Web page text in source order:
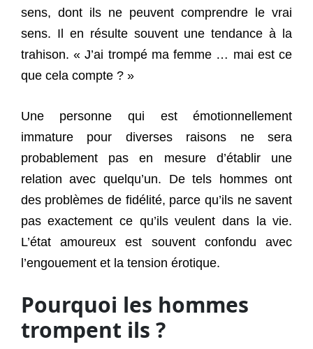
sens, dont ils ne peuvent comprendre le vrai
sens. Il en résulte souvent une tendance à la
trahison. « J’ai trompé ma femme … mai est ce
que cela compte ? »
Une personne qui est émotionnellement
immature pour diverses raisons ne sera
probablement pas en mesure d’établir une
relation avec quelqu’un. De tels hommes ont
des problèmes de fidélité, parce qu’ils ne savent
pas exactement ce qu’ils veulent dans la vie.
L’état amoureux est souvent confondu avec
l’engouement et la tension érotique.
Pourquoi les hommes
trompent ils ?